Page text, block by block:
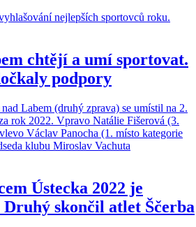
chtějí a umí sportovat.
podpory
Ústecka 2022 je
skončil atlet Ščerba